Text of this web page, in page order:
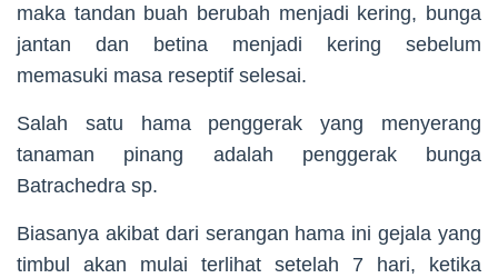
maka tandan buah berubah menjadi kering, bunga
jantan dan betina menjadi kering sebelum
memasuki masa reseptif selesai.
Salah satu hama penggerak yang menyerang
tanaman pinang adalah penggerak bunga
Batrachedra sp.
Biasanya akibat dari serangan hama ini gejala yang
timbul akan mulai terlihat setelah 7 hari, ketika